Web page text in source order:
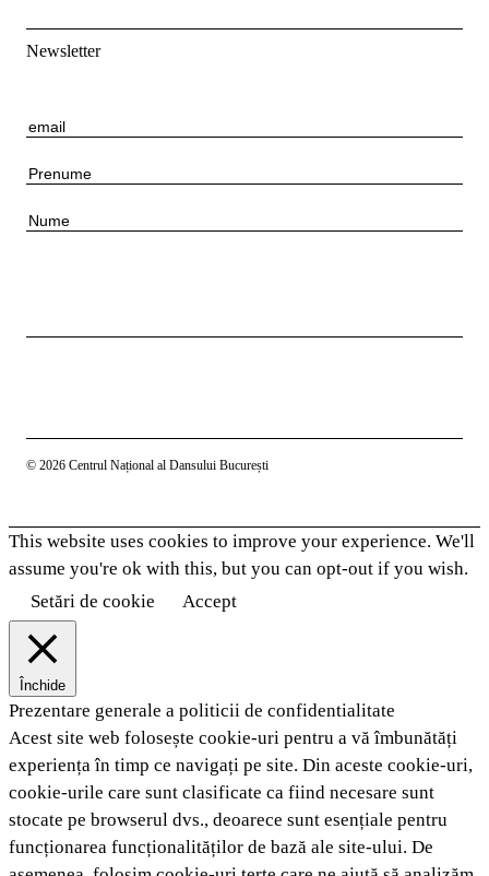
Newsletter
E
a
i
P
e
e
N
© 2026 Centrul Național al Dansului București
This website uses cookies to improve your experience. We'll
assume you're ok with this, but you can opt-out if you wish.
Setări de cookie
Accept
Închide
Prezentare generale a politicii de confidentialitate
Acest site web folosește cookie-uri pentru a vă îmbunătăți
experiența în timp ce navigați pe site. Din aceste cookie-uri,
cookie-urile care sunt clasificate ca fiind necesare sunt
stocate pe browserul dvs., deoarece sunt esențiale pentru
funcționarea funcționalităților de bază ale site-ului. De